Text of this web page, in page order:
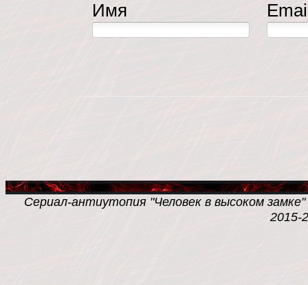
Имя
Сериал-антиутопия "Человек в высоком
2015-